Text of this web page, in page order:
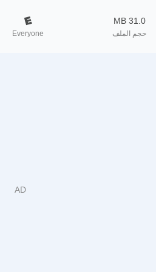
31.0 MB
حجم الملف Everyone